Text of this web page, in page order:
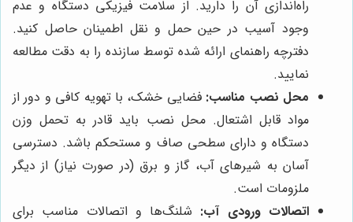
راه‌اندازی آن را دارید. از سلامت فیزیکی دستگاه و عدم
وجود آسیب در حین حمل و نقل اطمینان حاصل کنید.
دفترچه راهنمای ارائه شده توسط سازنده را به دقت مطالعه
نمایید.
محل نصب مناسب: فضایی خشک، با تهویه کافی و دور از
مواد قابل اشتعال. محل نصب باید قادر به تحمل وزن
دستگاه و دارای سطحی صاف و مستحکم باشد. دسترسی
آسان به شیرهای آب، گاز و برق (در صورت نیاز) از دیگر
ملزومات است.
اتصالات ورودی آب: شلنگ‌ها و اتصالات مناسب برای